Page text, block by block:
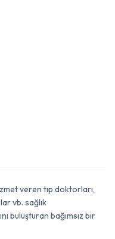
veren tıp doktorları,
vb. sağlık
buluşturan bağımsız bir